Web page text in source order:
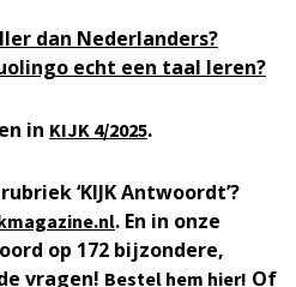
dan Nederlanders?
echt een taal leren?
in KIJK 4/2025.
‘KIJK Antwoordt’?
. En in onze
op 172 bijzondere,
vragen! Bestel hem hier! Of